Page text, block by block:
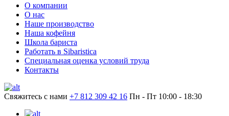
О компании
О нас
Наше производство
Наша кофейня
Школа бариста
Работать в Sibaristica
Специальная оценка условий труда
Контакты
Свяжитесь с нами +7 812 309 42 16 Пн - Пт 10:00 - 18:30